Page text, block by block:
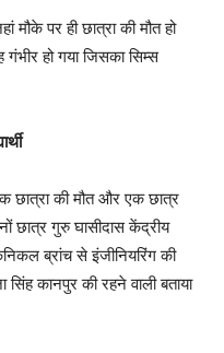
मौके पर ही छात्रा की मौत हो
हो गया जिसका सिम्स
छात्रा की मौत और एक छात्र
छात्र गुरु घासीदास केंद्रीय
ब्रांच से इंजीनियरिंग की
कानपुर की रहने वाली बताया